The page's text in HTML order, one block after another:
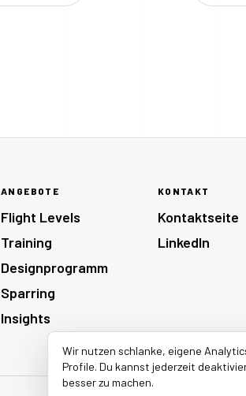
ANGEBOTE
Flight Levels
Training
Designprogramm
Sparring
Insights
KONTAKT
Kontaktseite
LinkedIn
Wir nutzen schlanke, eigene
Profile. Du kannst jederzeit
besser zu machen.